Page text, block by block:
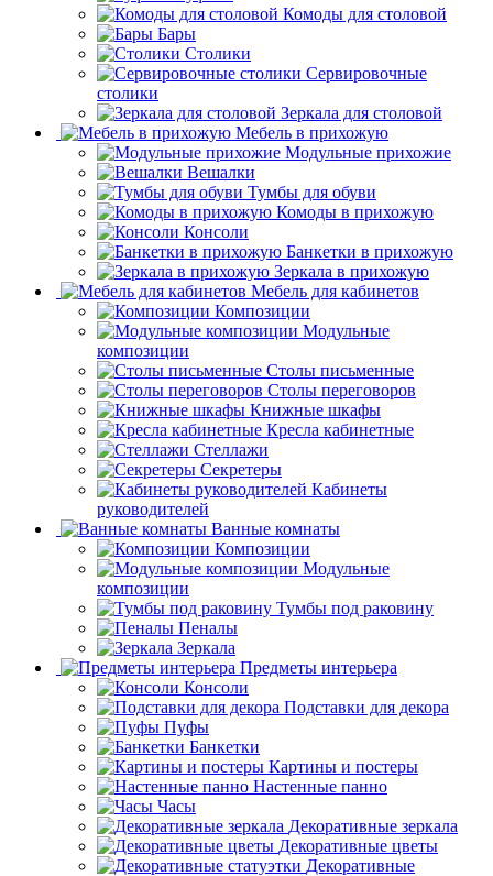
Витрины для столовой
Буфеты
Бары
Сервировочные
столики
Зеркала для столовой
Мебель в прихожую
Модульные прихожие
Вешалки
Комоды в прихожую
Консоли
Банкетки в прихожую
Зеркала в прихожую
Мебель для кабинетов
Модульные
композиции
Столы письменные
Столы переговоров
Книжные шкафы
Кресла кабинетные
Стеллажи
Секретеры
Кабинеты
руководителей
Ванные комнаты
Модульные
композиции
Пеналы
Зеркала
Предметы интерьера
Консоли
Пуфы
Банкетки
Настенные панно
Часы
Декоративные зеркала